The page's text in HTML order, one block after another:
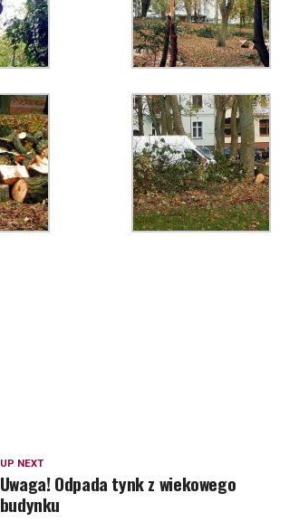
UP NEXT
Uwaga! Odpada tynk z wiekowego
budynku